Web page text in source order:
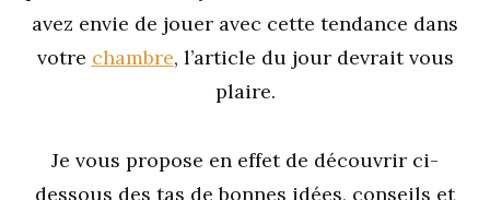
avez envie de jouer avec cette tendance dans
votre chambre, l’article du jour devrait vous
plaire.
Je vous propose en effet de découvrir ci-
dessous des tas de bonnes idées, conseils et